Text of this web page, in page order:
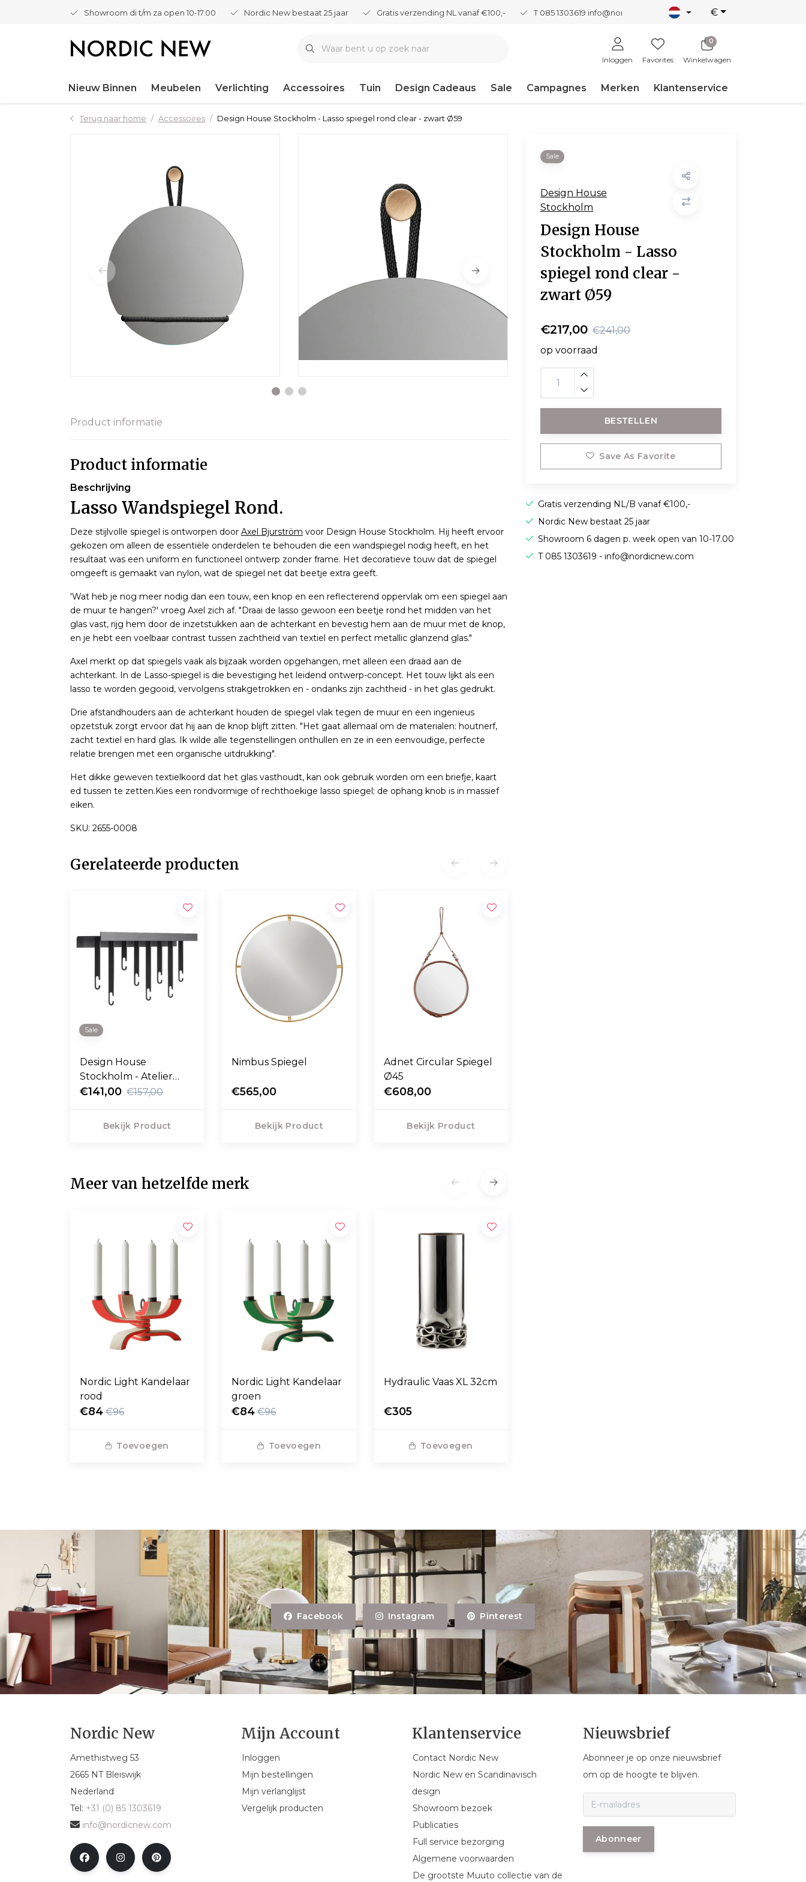
Showroom di t/m za open 10-17.00 Nordic New bestaat 25 jaar Gratis verzending NL vanaf €100,- T 085 1303619 info@nordicnew.nl €
Inloggen Favorites
0
Winkelwagen
Nieuw Binnen Meubelen Verlichting Accessoires Tuin Design Cadeaus Sale Campagnes Merken Klantenservice
Terug naar home Accessoires Design House Stockholm - Lasso spiegel rond clear - zwart Ø59
Sale
Design House
Stockholm
Design House
Stockholm - Lasso
spiegel rond clear -
zwart Ø59
€217,00 €241,00
op voorraad
BESTELLEN
Save As Favorite
Gratis verzending NL/B vanaf €100,-
Nordic New bestaat 25 jaar
Showroom 6 dagen p. week open van 10-17.00
T 085 1303619 -info@nordicnew.com
Product informatie
Product informatie
Beschrijving
Lasso Wandspiegel Rond.
Deze stijlvolle spiegel is ontworpen door Axel Bjurström voor Design House Stockholm. Hij heeft ervoor
gekozen om alleen de essentiële onderdelen te behouden die een wandspiegel nodig heeft, en het
resultaat was een uniform en functioneel ontwerp zonder frame. Het decoratieve touw dat de spiegel
omgeeft is gemaakt van nylon, wat de spiegel net dat beetje extra geeft.
'Wat heb je nog meer nodig dan een touw, een knop en een reflecterend oppervlak om een ​​spiegel aan
de muur te hangen?' vroeg ​​Axel zich af. "Draai de lasso gewoon een beetje rond het midden van het
glas vast, rijg hem door de inzetstukken aan de achterkant en bevestig hem aan de muur met de knop,
en je hebt een voelbaar contrast tussen zachtheid van textiel en perfect metallic glanzend glas."
Axel merkt op dat spiegels vaak als bijzaak worden opgehangen, met alleen een draad aan de
achterkant. In de Lasso-spiegel is die bevestiging het leidend ontwerp-concept. Het touw lijkt als een
lasso te worden gegooid, vervolgens strakgetrokken en - ondanks zijn zachtheid - in het glas gedrukt.
Drie afstandhouders aan de achterkant houden de spiegel vlak tegen de muur en een ingenieus
opzetstuk zorgt ervoor dat hij aan de knop blijft zitten. "Het gaat allemaal om de materialen: houtnerf,
zacht textiel en hard glas. Ik wilde alle tegenstellingen onthullen en ze in een eenvoudige, perfecte
relatie brengen met een organische uitdrukking".
Het dikke geweven textielkoord dat het glas vasthoudt, kan ook gebruik worden om een briefje, kaart
ed tussen te zetten.Kies een rondvormige of rechthoekige lasso spiegel; de ophang knob is in massief
eiken.
SKU: 2655-0008
Gerelateerde producten
Sale
Design House
Stockholm - Atelier
Wall Hanger kapstok
€141,00 €157,00
Bekijk Product
Nimbus Spiegel
€565,00
Bekijk Product
Adnet Circular Spiegel
Ø45
€608,00
Bekijk Product
Meer van hetzelfde merk
Nordic Light Kandelaar
rood
€84 €96
Toevoegen
Nordic Light Kandelaar
groen
€84 €96
Toevoegen
Hydraulic Vaas XL 32cm
€305
Toevoegen
Facebook Instagram Pinterest
Nordic New
Amethistweg 53
2665 NT Bleiswijk
Nederland
Tel: +31 (0) 85 1303619
info@nordicnew.com
Mijn Account
Inloggen
Mijn bestellingen
Mijn verlanglijst
Vergelijk producten
Klantenservice
Contact Nordic New
Nordic New en Scandinavisch
design
Showroom bezoek
Publicaties
Full service bezorging
Algemene voorwaarden
De grootste Muuto collectie van de
Nieuwsbrief
Abonneer je op onze nieuwsbrief
om op de hoogte te blijven.
Abonneer